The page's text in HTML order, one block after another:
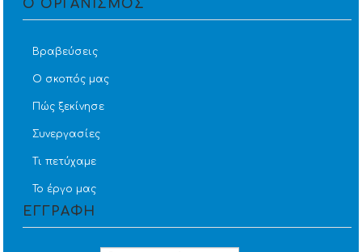
Ο ΟΡΓΑΝΙΣΜΟΣ
Βραβεύσεις
Ο σκοπός μας
Πώς ξεκίνησε
Συνεργασίες
Τι πετύχαμε
Το έργο μας
ΕΓΓΡΑΦΗ